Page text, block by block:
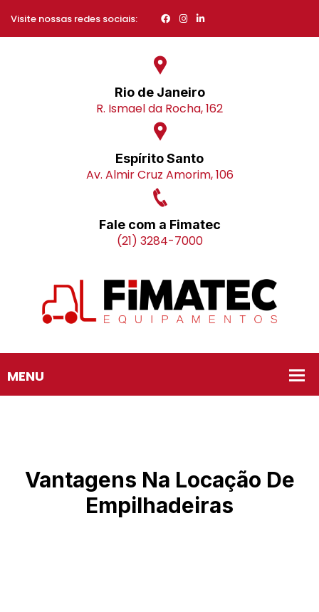
Visite nossas redes sociais:
Rio de Janeiro
R. Ismael da Rocha, 162
Espírito Santo
Av. Almir Cruz Amorim, 106
Fale com a Fimatec
(21) 3284-7000
Vantagens Na Locação De
Empilhadeiras